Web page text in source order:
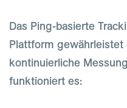
Das Ping-basierte
Plattform gewährleistet
kontinuierliche
funktioniert es: